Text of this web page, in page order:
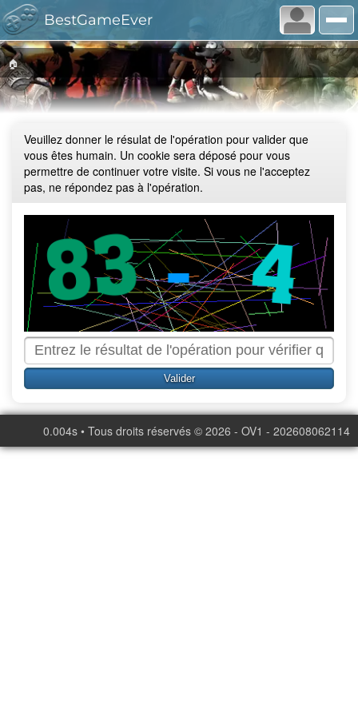
BestGameEver
🏠
Veuillez donner le résulat de l'opération pour valider que
vous êtes humain. Un cookie sera déposé pour vous
permettre de continuer votre visite. Si vous ne l'acceptez
pas, ne répondez pas à l'opération.
0.004s • Tous droits réservés © 2026 - OV1 - 202608062114